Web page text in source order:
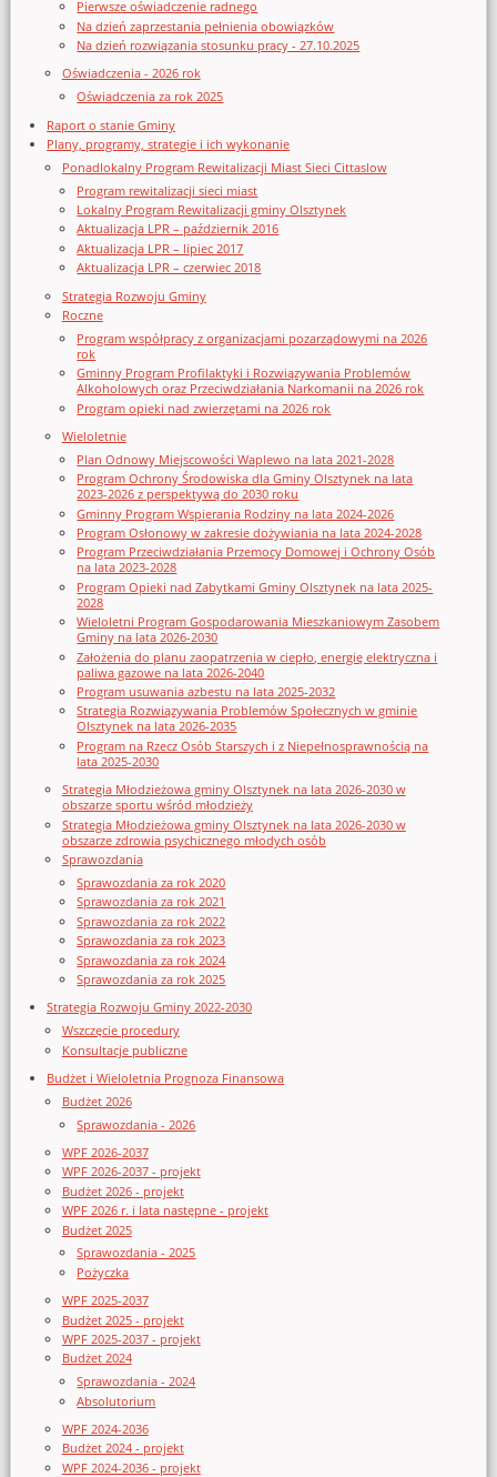
Pierwsze oświadczenie radnego
Na dzień zaprzestania pełnienia obowiązków
Na dzień rozwiązania stosunku pracy - 27.10.2025
Oświadczenia - 2026 rok
Oświadczenia za rok 2025
Raport o stanie Gminy
Plany, programy, strategie i ich wykonanie
Ponadlokalny Program Rewitalizacji Miast Sieci Cittaslow
Program rewitalizacji sieci miast
Lokalny Program Rewitalizacji gminy Olsztynek
Aktualizacja LPR – październik 2016
Aktualizacja LPR – lipiec 2017
Aktualizacja LPR – czerwiec 2018
Strategia Rozwoju Gminy
Roczne
Program współpracy z organizacjami pozarządowymi na 2026
rok
Gminny Program Profilaktyki i Rozwiązywania Problemów
Alkoholowych oraz Przeciwdziałania Narkomanii na 2026 rok
Program opieki nad zwierzętami na 2026 rok
Wieloletnie
Plan Odnowy Miejscowości Waplewo na lata 2021-2028
Program Ochrony Środowiska dla Gminy Olsztynek na lata
2023-2026 z perspektywą do 2030 roku
Gminny Program Wspierania Rodziny na lata 2024-2026
Program Osłonowy w zakresie dożywiania na lata 2024-2028
Program Przeciwdziałania Przemocy Domowej i Ochrony Osób
na lata 2023-2028
Program Opieki nad Zabytkami Gminy Olsztynek na lata 2025-
2028
Wieloletni Program Gospodarowania Mieszkaniowym Zasobem
Gminy na lata 2026-2030
Założenia do planu zaopatrzenia w ciepło, energię elektryczna i
paliwa gazowe na lata 2026-2040
Program usuwania azbestu na lata 2025-2032
Strategia Rozwiązywania Problemów Społecznych w gminie
Olsztynek na lata 2026-2035
Program na Rzecz Osób Starszych i z Niepełnosprawnością na
lata 2025-2030
Strategia Młodzieżowa gminy Olsztynek na lata 2026-2030 w
obszarze sportu wśród młodzieży
Strategia Młodzieżowa gminy Olsztynek na lata 2026-2030 w
obszarze zdrowia psychicznego młodych osób
Sprawozdania
Sprawozdania za rok 2020
Sprawozdania za rok 2021
Sprawozdania za rok 2022
Sprawozdania za rok 2023
Sprawozdania za rok 2024
Sprawozdania za rok 2025
Strategia Rozwoju Gminy 2022-2030
Wszczęcie procedury
Konsultacje publiczne
Budżet i Wieloletnia Prognoza Finansowa
Budżet 2026
Sprawozdania - 2026
WPF 2026-2037
WPF 2026-2037 - projekt
Budżet 2026 - projekt
WPF 2026 r. i lata następne - projekt
Budżet 2025
Sprawozdania - 2025
Pożyczka
WPF 2025-2037
Budżet 2025 - projekt
WPF 2025-2037 - projekt
Budżet 2024
Sprawozdania - 2024
Absolutorium
WPF 2024-2036
Budżet 2024 - projekt
WPF 2024-2036 - projekt